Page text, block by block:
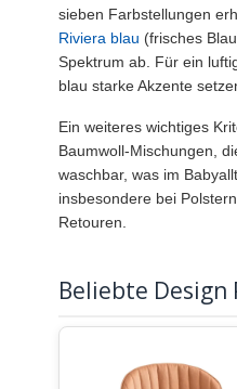
sieben Farbstellungen
Riviera blau (frisches
Spektrum ab. Für ein
blau starke Akzente
Ein weiteres wichtiges
Baumwoll-Mischungen,
waschbar, was im
insbesondere bei
Retouren.
Beliebte Design